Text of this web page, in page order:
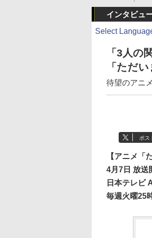
インタビュ
Select
「3人の
「ただ
待望のアニ
ポス
【アニメ「
4月7日 放送
日本テレビ
毎週火曜25